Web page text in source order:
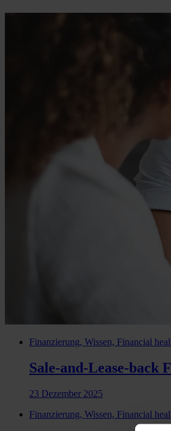
Finanzierung, Wissen, Financial
Sale-and-Lease-back
23 Dezember 2025
Finanzierung, Wissen, Financial